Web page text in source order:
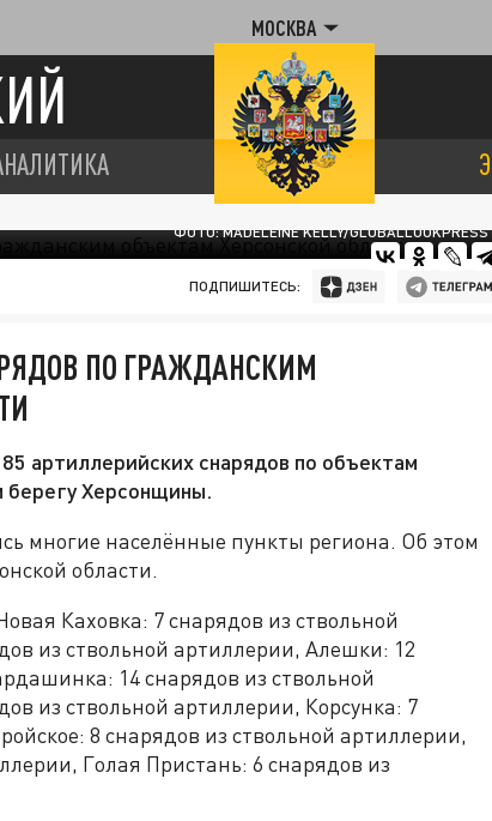
МОСКВА
ФОТО: MADELEINE KELLY/GLOBALLOOKPRESS
ПОДПИШИТЕСЬ:
ПО ГРАЖДАНСКИМ
артиллерийских снарядов по объектам
берегу Херсонщины.
многие населённые пункты региона. Об этом
области.
Каховка: 7 снарядов из ствольной
из ствольной артиллерии, Алешки: 12
14 снарядов из ствольной
из ствольной артиллерии, Корсунка: 7
8 снарядов из ствольной артиллерии,
Голая Пристань: 6 снарядов из